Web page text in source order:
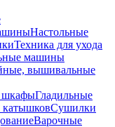
Настольные
Техника для ухода
машины
вышивальные
Гладильные
Сушилки
Варочные